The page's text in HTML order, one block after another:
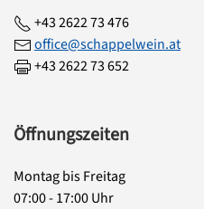
+43 2622 73 476
office@schappelwein.at
+43 2622 73 652
Öffnungszeiten
Montag bis Freitag
07:00 - 17:00 Uhr